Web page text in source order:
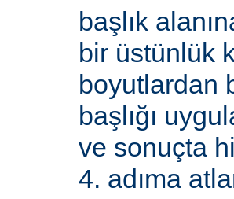
başlık
bir üstünlük
boyutlardan
başlığı
ve sonuçta
4. adıma